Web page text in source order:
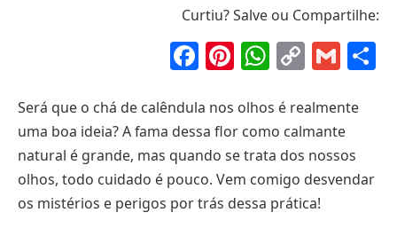
Curtiu? Salve ou Compartilhe:
Facebook
Pinterest
Copy
Será que o chá de calêndula nos olhos é realmente
uma boa ideia? A fama dessa flor como calmante
natural é grande, mas quando se trata dos nossos
olhos, todo cuidado é pouco. Vem comigo desvendar
os mistérios e perigos por trás dessa prática!